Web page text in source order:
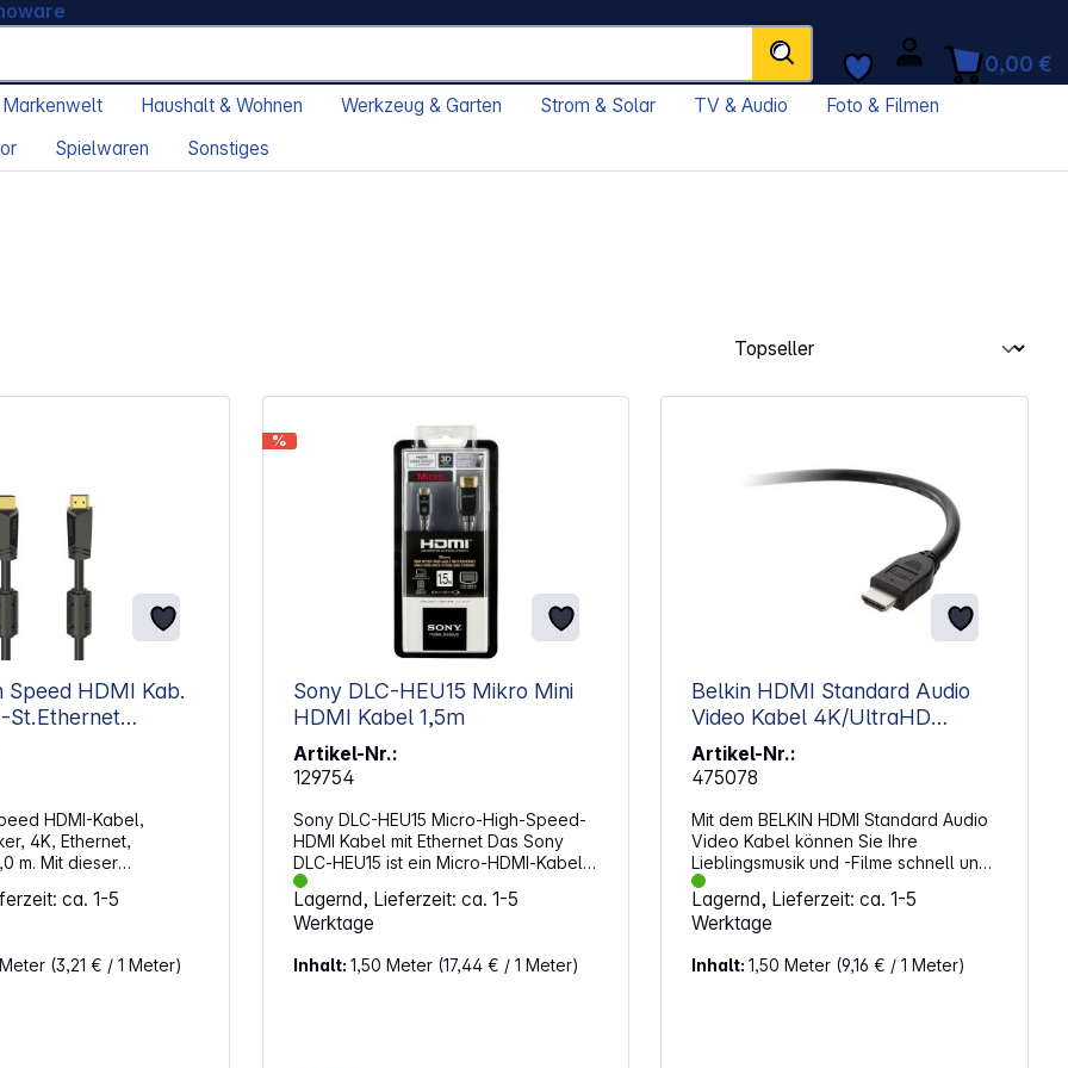
0,00 €
Haushalt & Wohnen Werkzeug & Garten Strom & Solar TV & Audio
Foto & Filmen
Spielwaren Sonstiges
Speed HDMI Kab.
HDMI-Kabel,
4K, Ethernet,
m. Mit dieser
du eine
Darstellung in 4K
Bildpunkten, wodurch
Durch die hohe
ca. 1-5
(3,21 € / 1 Meter)
%
Sony DLC-HEU15 Mikro Mini
HDMI Kabel 1,5m
Artikel-Nr.:
129754
Sony DLC-HEU15 Micro-High-Speed-
HDMI Kabel mit Ethernet Das Sony
DLC‑HEU15 ist ein Micro‑HDMI‑Kabel
auf HDMI, das hochauflösende Bild-
und Tonübertragung zuverlässig
unterstützt. Es eignet sich für Geräte
ermöglicht stabile Verbindungen
Lagernd, Lieferzeit: ca. 1-5
Werktage
Inhalt: 1,50 Meter (17,44 € / 1 Meter)
Belkin HDMI Standard Audio
Video Kabel 4K/UltraHD
Compatible 1,5m
Artikel-Nr.:
475078
Mit dem BELKIN HDMI Standard Audio
Video Kabel können Sie Ihre
Lieblingsmusik und -Filme schnell und
einfach vom Computer auf einen
großen Bildschirm streamen. Das
Kabel übertrifft den Industriestandard
Bild- und Klangwiedergabe.
Lagernd, Lieferzeit: ca. 1-5
Werktage
Inhalt:1,50 Meter (9,16 € / 1 Meter)